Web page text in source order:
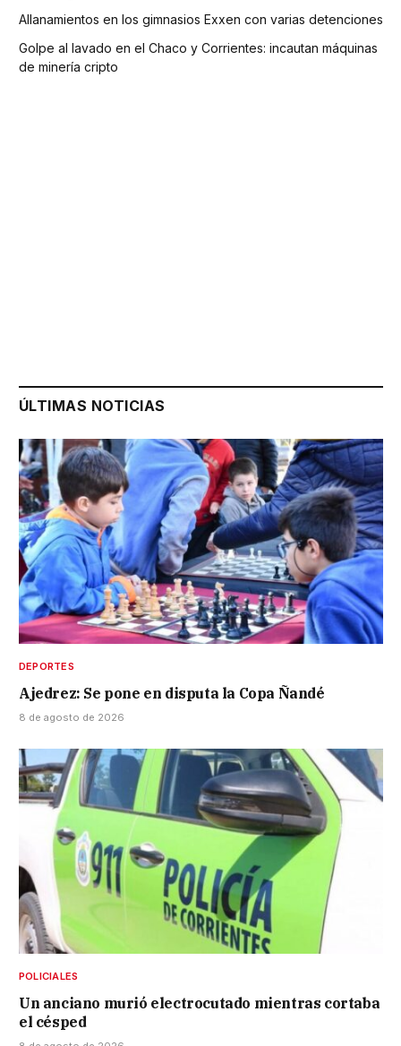
Allanamientos en los gimnasios Exxen con varias detenciones
Golpe al lavado en el Chaco y Corrientes: incautan máquinas
de minería cripto
ÚLTIMAS NOTICIAS
DEPORTES
Ajedrez: Se pone en disputa la Copa Ñandé
8 de agosto de 2026
POLICIALES
Un anciano murió electrocutado mientras cortaba
el césped